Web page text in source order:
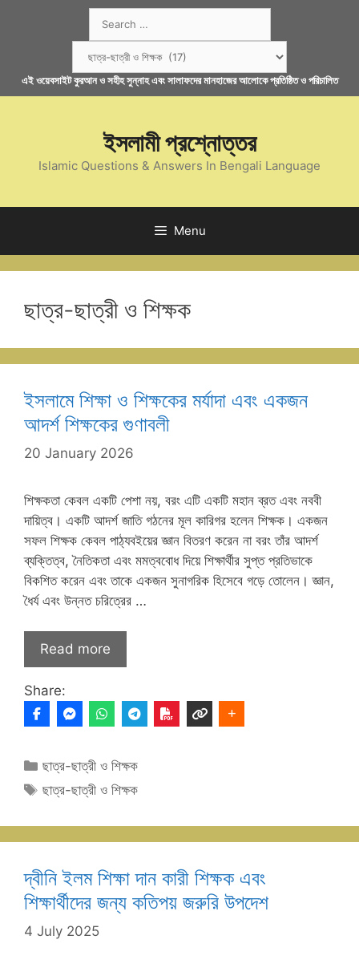
for:
এই ওয়েবসাইট কুরআন ও সহীহ সুন্নাহ এবং সালাফদের মানহাজের আলোকে প্রতিষ্ঠিত ও পরিচালিত
ইসলামী প্রশ্নোত্তর
Islamic Questions & Answers In Bengali Language
Menu
ছাত্র-ছাত্রী ও শিক্ষক
ইসলামে শিক্ষা ও শিক্ষকের মর্যাদা এবং একজন
আদর্শ শিক্ষকের গুণাবলী
20 January 2026
শিক্ষকতা কেবল একটি পেশা নয়, বরং এটি একটি মহান ব্রত এবং নববী
দায়িত্ব। একটি আদর্শ জাতি গঠনের মূল কারিগর হলেন শিক্ষক। একজন
সফল শিক্ষক কেবল পাঠ্যবইয়ের জ্ঞান বিতরণ করেন না বরং তাঁর আদর্শ
ব্যক্তিত্ব, নৈতিকতা এবং মমত্ববোধ দিয়ে শিক্ষার্থীর সুপ্ত প্রতিভাকে
বিকশিত করেন এবং তাকে একজন সুনাগরিক হিসেবে গড়ে তোলেন। জ্ঞান,
ধৈর্য এবং উন্নত চরিত্রের …
Read more
Share:
Categories
ছাত্র-ছাত্রী ও শিক্ষক
Tags
ছাত্র-ছাত্রী ও শিক্ষক
দ্বীনি ইলম শিক্ষা দান কারী শিক্ষক এবং
শিক্ষার্থীদের জন্য কতিপয় জরুরি উপদেশ
4 July 2025